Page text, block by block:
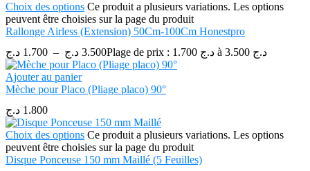
Choix des options Ce produit a plusieurs variations. Les options
peuvent être choisies sur la page du produit
Rallonge Airless (Extension) 50Cm-100Cm Honestpro
1.700 د.ج – 3.500 د.ج Plage de prix : 1.700 د.ج à 3.500 د.ج
Ajouter au panier
Mèche pour Placo (Pliage placo) 90°
1.800 د.ج
Choix des options Ce produit a plusieurs variations. Les options
peuvent être choisies sur la page du produit
Disque Ponceuse 150 mm Maillé (5 Feuilles)